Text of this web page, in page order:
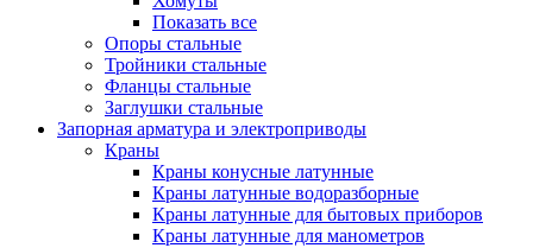
Показать все
Опоры стальные
Тройники стальные
Фланцы стальные
Заглушки стальные
Запорная арматура и электроприводы
Краны
Краны конусные латунные
Краны латунные водоразборные
Краны латунные для бытовых приборов
Краны латунные для манометров